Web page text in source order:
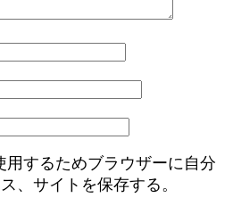
用するためブラウザーに自分
、サイトを保存する。